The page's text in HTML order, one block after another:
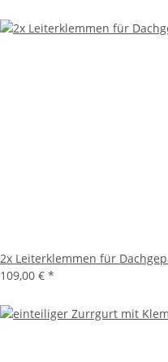
2x Leiterklemmen für
109,00 € *